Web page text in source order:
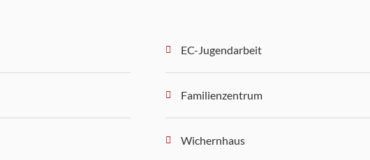
EC-Jugendarbeit
Familienzentrum
Wichernhaus